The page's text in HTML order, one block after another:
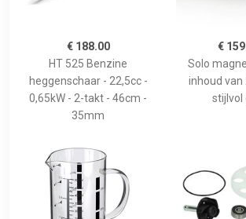
€ 188.00
HT 525 Benzine
heggenschaar - 22,5cc -
0,65kW - 2-takt - 46cm -
35mm
€
Solo
inhoud van
stijlvol